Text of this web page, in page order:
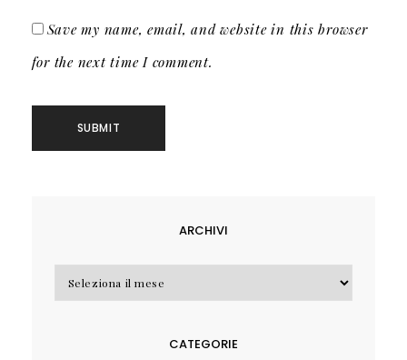
Save my name, email, and website in this browser
for the next time I comment.
ARCHIVI
Archivi
CATEGORIE